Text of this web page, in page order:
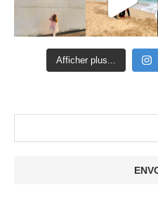
Afficher plus...